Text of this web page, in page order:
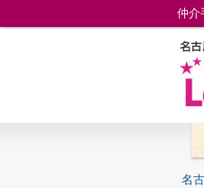
仲介
名